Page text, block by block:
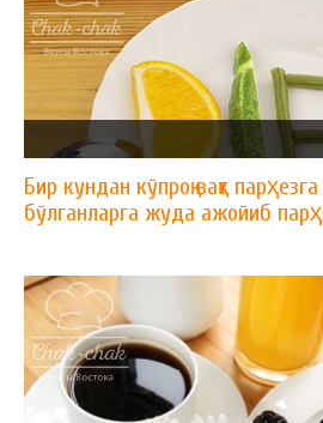
Бир кундан кўпроқ вақт
бўлганларга жуда ажойиб